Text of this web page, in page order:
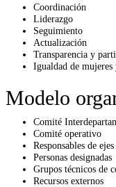
Coordinación
Liderazgo
Seguimiento
Actualización
Transparencia y
Igualdad de mujeres
Modelo
Comité
Comité operativo
Responsables de
Personas designadas
Grupos técnicos de
Recursos externos